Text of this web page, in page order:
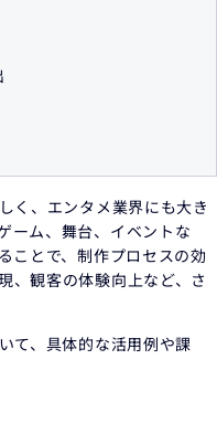
く、エンタメ業界にも大き
ーム、舞台、イベントな
ことで、制作プロセスの効
、観客の体験向上など、さ
て、具体的な活用例や課